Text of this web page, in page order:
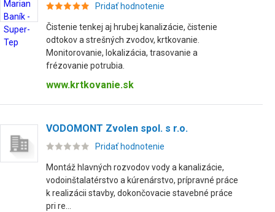
Pridať hodnotenie
Čistenie tenkej aj hrubej kanalizácie, čistenie
odtokov a strešných zvodov, krtkovanie.
Monitorovanie, lokalizácia, trasovanie a
frézovanie potrubia.
www.krtkovanie.sk
VODOMONT Zvolen spol. s r.o.
Pridať hodnotenie
Montáž hlavných rozvodov vody a kanalizácie,
vodoinštalatérstvo a kúrenárstvo, prípravné práce
k realizácii stavby, dokončovacie stavebné práce
pri re...